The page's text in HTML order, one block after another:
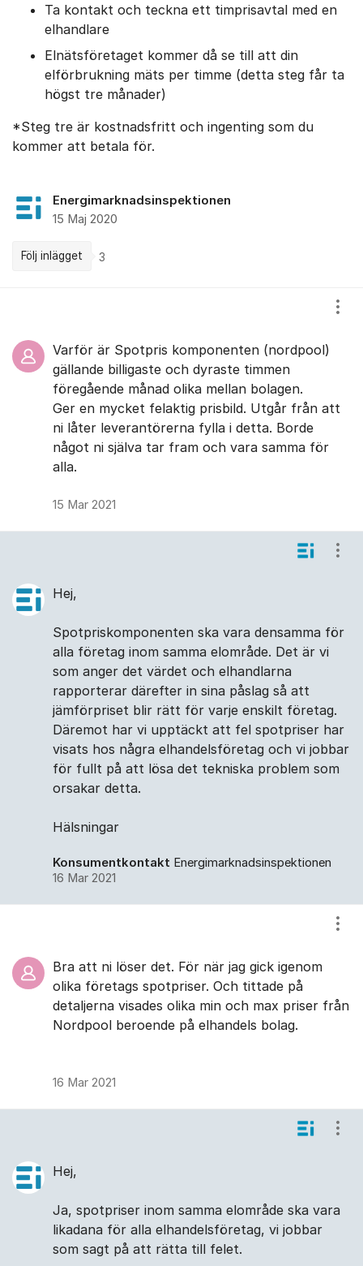
Ta kontakt och teckna ett timprisavtal med en
elhandlare
Elnätsföretaget kommer då se till att din
elförbrukning mäts per timme (detta steg får ta
högst tre månader)
*Steg tre är kostnadsfritt och ingenting som du
kommer att betala för.
Energimarknadsinspektionen
15 Maj 2020
Följ inlägget 3
Varför är Spotpris komponenten (nordpool)
gällande billigaste och dyraste timmen
föregående månad olika mellan bolagen.
Ger en mycket felaktig prisbild. Utgår från att
ni låter leverantörerna fylla i detta. Borde
något ni själva tar fram och vara samma för
alla.
15 Mar 2021
Hej,
Spotpriskomponenten ska vara densamma för
alla företag inom samma elområde. Det är vi
som anger det värdet och elhandlarna
rapporterar därefter in sina påslag så att
jämförpriset blir rätt för varje enskilt företag.
Däremot har vi upptäckt att fel spotpriser har
visats hos några elhandelsföretag och vi jobbar
för fullt på att lösa det tekniska problem som
orsakar detta.
Hälsningar
Konsumentkontakt Energimarknadsinspektionen
16 Mar 2021
Bra att ni löser det. För när jag gick igenom
olika företags spotpriser. Och tittade på
detaljerna visades olika min och max priser från
Nordpool beroende på elhandels bolag.
16 Mar 2021
Hej,
Ja, spotpriser inom samma elområde ska vara
likadana för alla elhandelsföretag, vi jobbar
som sagt på att rätta till felet.